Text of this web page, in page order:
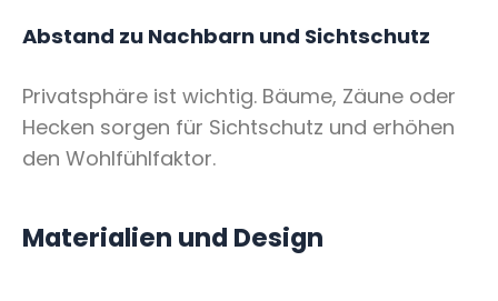
Abstand zu Nachbarn und Sichtschutz
Privatsphäre ist wichtig. Bäume, Zäune oder
Hecken sorgen für Sichtschutz und erhöhen
den Wohlfühlfaktor.
Materialien und Design